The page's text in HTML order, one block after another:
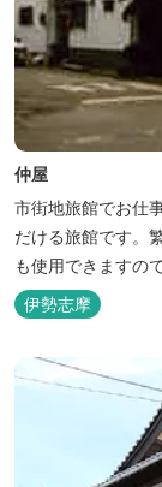
仲屋
市街地旅館でお仕
だける旅館です。
も使用できますの
伊勢志摩